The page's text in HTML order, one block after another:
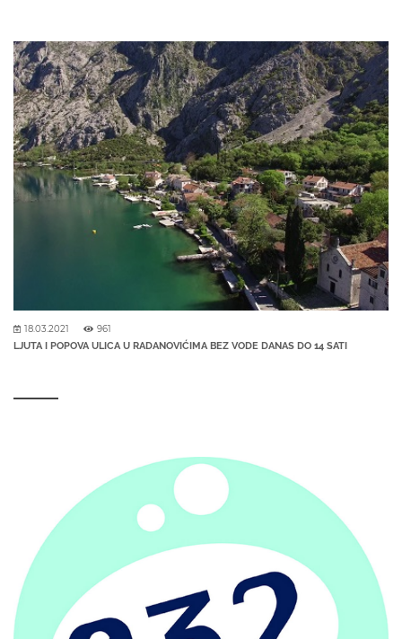
18.03.2021 961
LJUTA I POPOVA ULICA U RADANOVIĆIMA BEZ VODE DANAS DO 14 SATI